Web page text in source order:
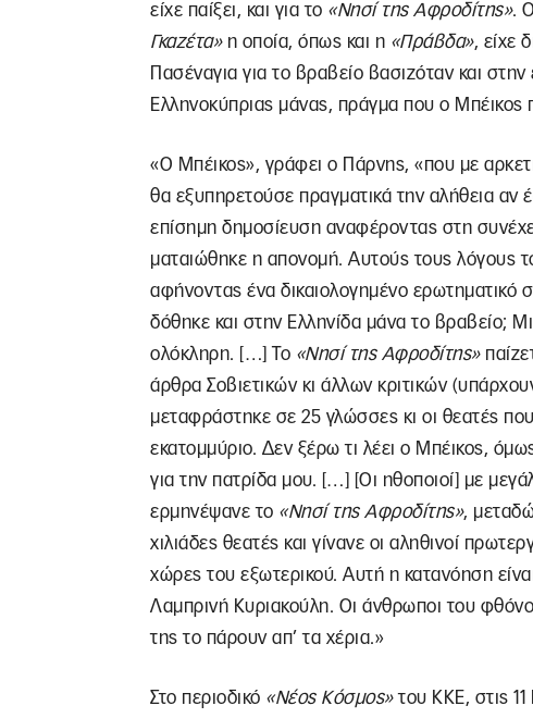
είχε παίξει, και για το «Νησί της Αφροδίτης».
Γκαζέτα»η οποία, όπως και η «Πράβδα», είχε
Πασέναγια για το βραβείο βασιζόταν και
Ελληνοκύπριας μάνας, πράγμα που ο Μπέικος
«Ο Μπέικος», γράφει ο Πάρνης, «που με
θα εξυπηρετούσε πραγματικά την αλήθεια
επίσημη δημοσίευση αναφέροντας στη
ματαιώθηκε η απονομή. Αυτούς τους λόγους
αφήνοντας ένα δικαιολογημένο ερωτηματικό
δόθηκε και στην Ελληνίδα μάνα το βραβείο;
ολόκληρη. […] Το «Νησί της Αφροδίτης»
άρθρα Σοβιετικών κι άλλων κριτικών
μεταφράστηκε σε 25 γλώσσες κι οι θεατές
εκατομμύριο. Δεν ξέρω τι λέει ο Μπέικος,
για την πατρίδα μου. […] [Οι ηθοποιοί] με
ερμηνέψανε το «Νησί της Αφροδίτης»,
χιλιάδες θεατές και γίνανε οι αληθινοί
χώρες του εξωτερικού. Αυτή η κατανόηση
Λαμπρινή Κυριακούλη. Οι άνθρωποι του
της το πάρουν απ’ τα χέρια.»
Στο περιοδικό «Νέος Κόσμος»του ΚΚΕ, στις 11